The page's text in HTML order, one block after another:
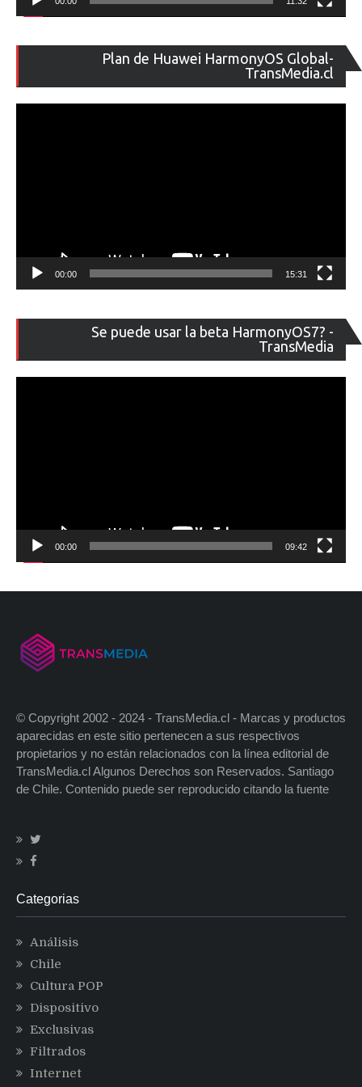
Plan de Huawei HarmonyOS Global-
TransMedia.cl
de
00:00 15:31
Se puede usar la beta HarmonyOS7? -
TransMedia
de
00:00 09:42
© Copyright 2002 - 2024 - TransMedia.cl - Marcas y productos
aparecidas en este sitio pertenecen a sus respectivos
propietarios y no están relacionados con la línea editorial de
TransMedia.cl Algunos Derechos son Reservados. Santiago
de Chile. Contenido puede ser reproducido citando la fuente
Categorias
Análisis
Chile
Cultura POP
Dispositivo
Exclusivas
Filtrados
Internet